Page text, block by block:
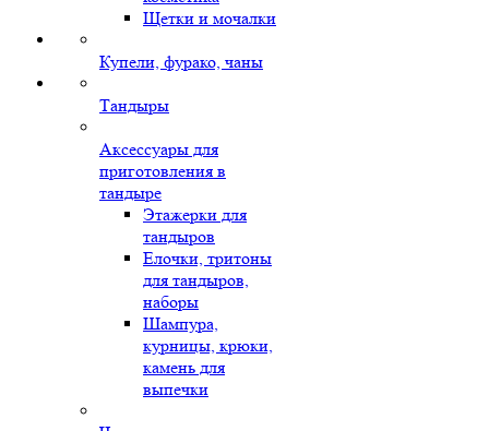
Щетки и мочалки
Купели, фурако, чаны
Тандыры
Аксессуары для
приготовления в
тандыре
Этажерки для
тандыров
Елочки, тритоны
для тандыров,
наборы
Шампура,
курницы, крюки,
камень для
выпечки